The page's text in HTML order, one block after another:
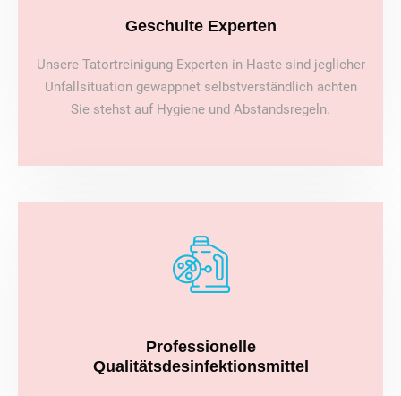
Geschulte Experten
Unsere Tatortreinigung Experten in Haste sind jeglicher
Unfallsituation gewappnet selbstverständlich achten
Sie stehst auf Hygiene und Abstandsregeln.
Professionelle
Qualitätsdesinfektionsmittel